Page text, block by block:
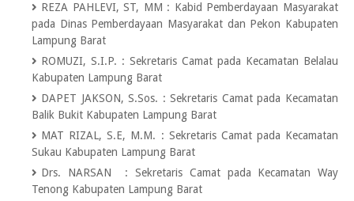
REZA PAHLEVI, ST, MM : Kabid Pemberdayaan Masyarakat
pada Dinas Pemberdayaan Masyarakat dan Pekon Kabupaten
Lampung Barat
ROMUZI, S.I.P. : Sekretaris Camat pada Kecamatan Belalau
Kabupaten Lampung Barat
DAPET JAKSON, S.Sos. : Sekretaris Camat pada Kecamatan
Balik Bukit Kabupaten Lampung Barat
MAT RIZAL, S.E, M.M. : Sekretaris Camat pada Kecamatan
Sukau Kabupaten Lampung Barat
Drs. NARSAN
:
Sekretaris Camat pada Kecamatan Way
Tenong Kabupaten Lampung Barat